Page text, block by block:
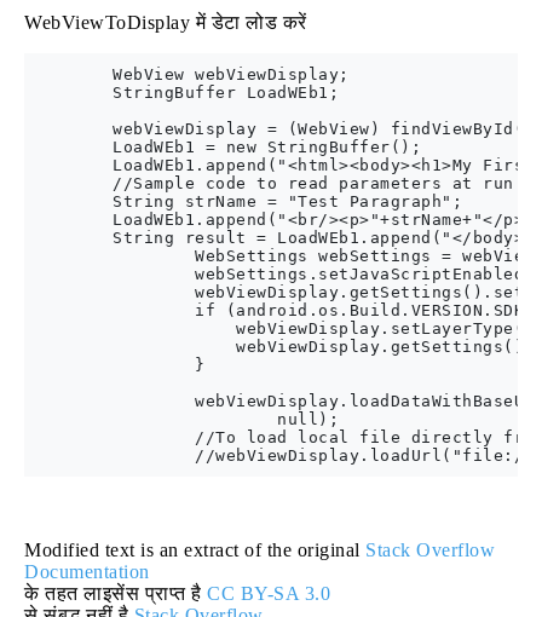
WebViewToDisplay में डेटा लोड करें
        WebView webViewDisplay;
        StringBuffer LoadWEb1;
webViewDisplay = (WebView)
        LoadWEb1 = new StringBuffer();
LoadWEb1.append("<html><body><h1>My
//Sample code to read parameters at run
        String strName = "Test Paragraph";
LoadWEb1.append("<br/><p>"+strName+"</
String result = LoadWEb1.append("</
WebSettings webSettings =
if
                }
                        null);
//To load local file directly
Modified text is an extract of the original Stack Overflow
Documentation
के तहत लाइसेंस प्राप्त है CC BY-SA 3.0